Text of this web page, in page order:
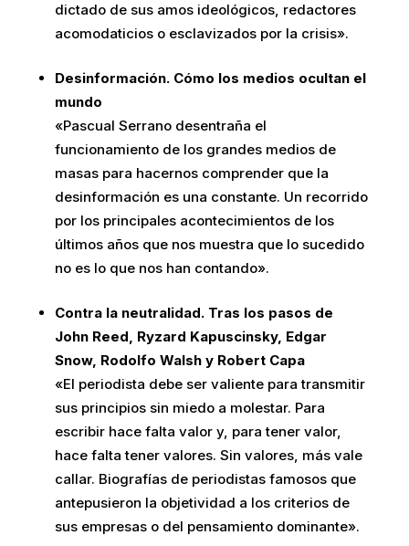
dictado de sus amos ideológicos, redactores
acomodaticios o esclavizados por la crisis».
Desinformación. Cómo los medios ocultan el
mundo
«Pascual Serrano desentraña el
funcionamiento de los grandes medios de
masas para hacernos comprender que la
desinformación es una constante. Un recorrido
por los principales acontecimientos de los
últimos años que nos muestra que lo sucedido
no es lo que nos han contando».
Contra la neutralidad. Tras los pasos de
John Reed, Ryzard Kapuscinsky, Edgar
Snow, Rodolfo Walsh y Robert Capa
«El periodista debe ser valiente para transmitir
sus principios sin miedo a molestar. Para
escribir hace falta valor y, para tener valor,
hace falta tener valores. Sin valores, más vale
callar. Biografías de periodistas famosos que
antepusieron la objetividad a los criterios de
sus empresas o del pensamiento dominante».